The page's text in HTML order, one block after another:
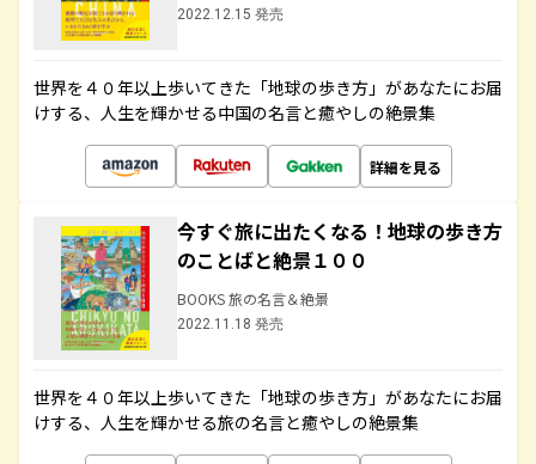
2022.12.15 発売
世界を４０年以上歩いてきた「地球の歩き方」があなたにお届
けする、人生を輝かせる中国の名言と癒やしの絶景集
詳細を見る
今すぐ旅に出たくなる！地球の歩き方
のことばと絶景１００
BOOKS 旅の名言＆絶景
2022.11.18 発売
世界を４０年以上歩いてきた「地球の歩き方」があなたにお届
けする、人生を輝かせる旅の名言と癒やしの絶景集